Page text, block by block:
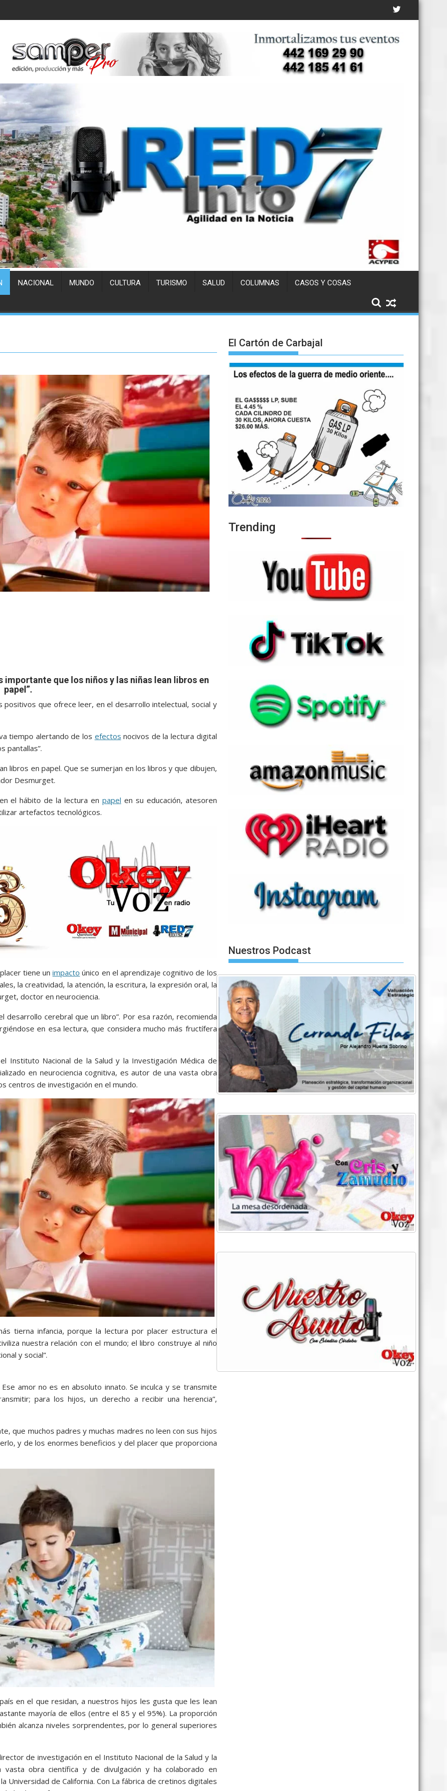
NACIONAL MUNDO CULTURA TURISMO SALUD COLUMNAS CASOS Y COSAS
importante que los niños y las niñas lean libros en
papel”.
positivos que ofrece leer, en el desarrollo intelectual, social y
tiempo alertando de los efectos nocivos de la lectura digital
pantallas”.
libros en papel. Que se sumerjan en los libros y que dibujen,
Desmurget.
el hábito de la lectura en papel en su educación, atesoren
artefactos tecnológicos.
tiene unimpacto único en el aprendizaje cognitivo de los
la creatividad, la atención, la escritura, la expresión oral, la
doctor en neurociencia.
desarrollo cerebral que un libro”. Por esa razón, recomienda
en esa lectura, que considera mucho más fructífera
Instituto Nacional de la Salud y la Investigación Médica de
en neurociencia cognitiva, es autor de una vasta obra
centros de investigación en el mundo.
tierna infancia, porque la lectura por placer estructura el
nuestra relación con el mundo; el libro construye al niño
y social”.
amor no es en absoluto innato. Se inculca y se transmite
para los hijos, un derecho a recibir una herencia”,
que muchos padres y muchas madres no leen con sus hijos
y de los enormes beneficios y del placer que proporciona
en el que residan, a nuestros hijos les gusta que les lean
mayoría de ellos (entre el 85 y el 95%). La proporción
alcanza niveles sorprendentes, por lo general superiores
de investigación en el Instituto Nacional de la Salud y la
vasta obra científica y de divulgación y ha colaborado en
Universidad de California. Con La fábrica de cretinos digitales
El Cartón de Carbajal
Trending
Nuestros Podcast